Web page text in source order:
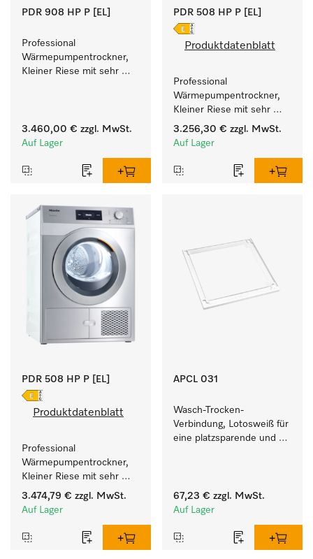
PDR 908 HP P [EL]
Professional
Wärmepumpentrockner,
Kleiner Riese mit sehr
Füllgewicht 8 kg.
3.460,00 € zzgl. MwSt.
Auf Lager
PDR 508 HP P [EL]
Produktdatenblatt
Professional
Wärmepumpentrockner,
Kleiner Riese mit sehr
geringem
Energieverbrauch und
Füllgewicht 8 kg.
3.256,30 € zzgl. MwSt.
Auf Lager
PDR 508 HP P [EL]
Produktdatenblatt
Professional
Wärmepumpentrockner,
Kleiner Riese mit sehr
geringem
Energieverbrauch und
Füllgewicht 8 kg.
3.474,79 € zzgl. MwSt.
Auf Lager
APCL 031
Wasch-Trocken-
Verbindung, Lotosweiß für
eine platzsparende und
67,23 € zzgl. MwSt.
Auf Lager